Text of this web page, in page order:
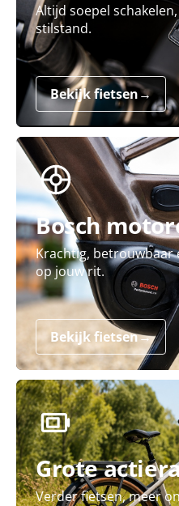
Altijd soepel
stilstand.
Bekijk fietsen→
Bosch
Krachtig, betrouwbaar
op jouw rit.
Bekijk fietsen→
Grote
Verder fietsen, meer